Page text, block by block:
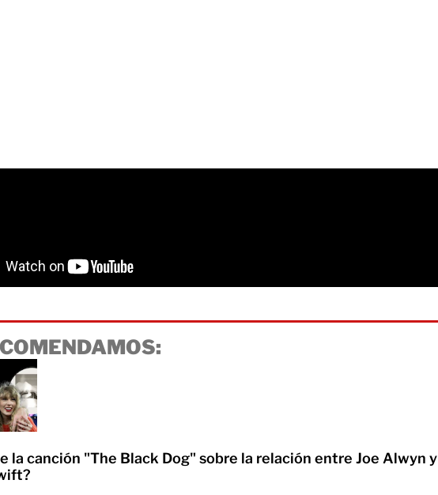
la canción "The Black Dog" sobre la relación entre Joe Alwyn y